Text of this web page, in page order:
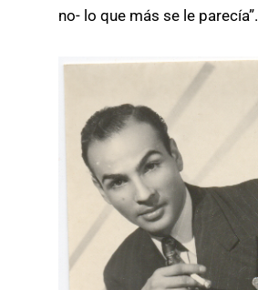
no- lo que más se le parecía”.